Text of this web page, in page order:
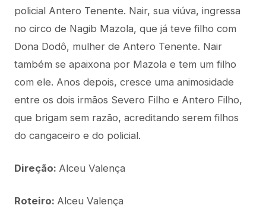
policial Antero Tenente. Nair, sua viúva, ingressa
no circo de Nagib Mazola, que já teve filho com
Dona Dodô, mulher de Antero Tenente. Nair
também se apaixona por Mazola e tem um filho
com ele. Anos depois, cresce uma animosidade
entre os dois irmãos Severo Filho e Antero Filho,
que brigam sem razão, acreditando serem filhos
do cangaceiro e do policial.
Direção: Alceu Valença
Roteiro: Alceu Valença